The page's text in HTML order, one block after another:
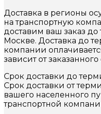
Доставка в регионы
на транспортную
доставим ваш заказ
Москве. Доставка до
компании
зависит от
Срок доставки до
Срок доставки от
вашего населенного
транспортной